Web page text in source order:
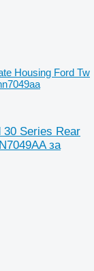
Housing Ford Tw
30 Series Rear
за